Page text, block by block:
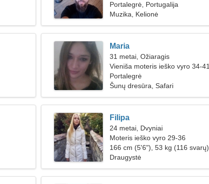
Portalegrė, Portugalija
Muzika, Kelionė
Maria
31 metai, Ožiaragis
Vieniša moteris ieško vyro 34-41
Portalegrė
Šunų dresūra, Safari
Filipa
24 metai, Dvyniai
Moteris ieško vyro 29-36
166 cm (5'6"), 53 kg (116 svarų)
Draugystė